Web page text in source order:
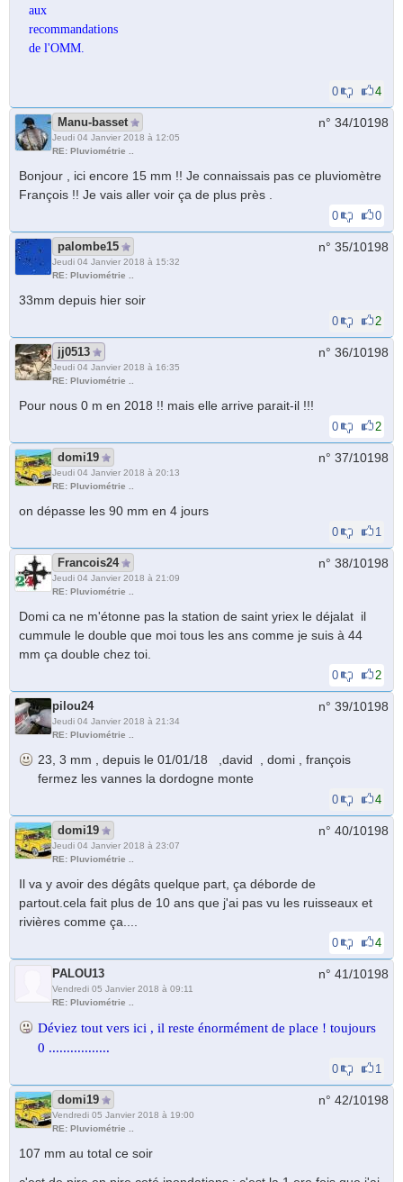
aux
recommandations
de l'OMM.
0 4
Manu-basset
Jeudi 04 Janvier 2018 à 12:05
RE: Pluviométrie ..
n° 34/10198
Bonjour , ici encore 15 mm !! Je connaissais pas ce pluviomètre
François !! Je vais aller voir ça de plus près .
0 0
palombe15
Jeudi 04 Janvier 2018 à 15:32
RE: Pluviométrie ..
n° 35/10198
33mm depuis hier soir
0 2
jj0513
Jeudi 04 Janvier 2018 à 16:35
RE: Pluviométrie ..
n° 36/10198
Pour nous 0 m en 2018 !! mais elle arrive parait-il !!!
0 2
domi19
Jeudi 04 Janvier 2018 à 20:13
RE: Pluviométrie ..
n° 37/10198
on dépasse les 90 mm en 4 jours
0 1
Francois24
Jeudi 04 Janvier 2018 à 21:09
RE: Pluviométrie ..
n° 38/10198
Domi ca ne m'étonne pas la station de saint yriex le déjalat il
cummule le double que moi tous les ans comme je suis à 44
mm ça double chez toi.
0 2
pilou24
Jeudi 04 Janvier 2018 à 21:34
RE: Pluviométrie ..
n° 39/10198
23, 3 mm , depuis le 01/01/18 ,david , domi , françois
fermez les vannes la dordogne monte
0 4
domi19
Jeudi 04 Janvier 2018 à 23:07
RE: Pluviométrie ..
n° 40/10198
Il va y avoir des dégâts quelque part, ça déborde de
partout.cela fait plus de 10 ans que j'ai pas vu les ruisseaux et
rivières comme ça....
0 4
PALOU13
Vendredi 05 Janvier 2018 à 09:11
RE: Pluviométrie ..
n° 41/10198
Déviez tout vers ici , il reste énormément de place ! toujours
0 .................
0 1
domi19
Vendredi 05 Janvier 2018 à 19:00
RE: Pluviométrie ..
n° 42/10198
107 mm au total ce soir